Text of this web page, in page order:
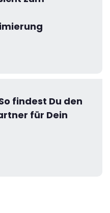
findest Du den
für Dein